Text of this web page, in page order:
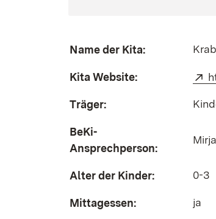
Name der Kita:
Kita Website:
Träger:
BeKi-
Ansprechperson:
Alter der Kinder: 0-3
Mittagessen: ja